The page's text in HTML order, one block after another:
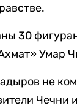
30
Умар
не
Чечни